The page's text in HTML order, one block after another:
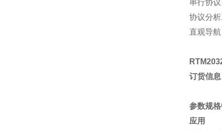
串行协
协议分
直观导航
订货信息
参数规
应用